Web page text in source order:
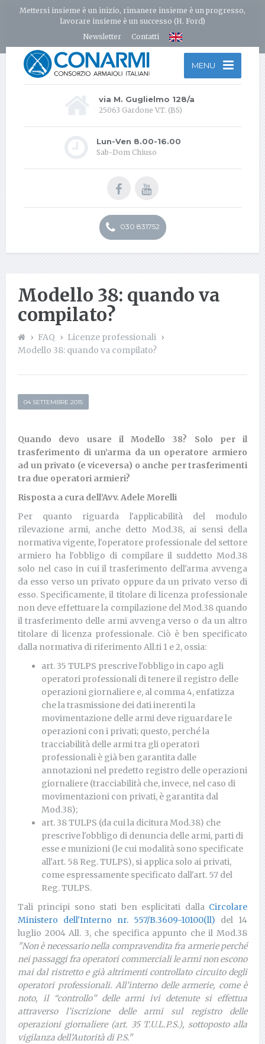
Mettersi insieme è un inizio, rimanere insieme è un progresso,
lavorare insieme è un successo (H. Ford)
Newsletter
Contatti
MENU
via M. Guglielmo 128/a
25063 Gardone V.T. (BS)
Lun-Ven 8.00-16.00
Sab-Dom Chiuso
030 831752
Modello 38: quando va
compilato?
FAQ
Licenze professionali
Modello 38: quando va compilato?
04 SETTEMBRE 2015
Quando devo usare il Modello 38? Solo per il
trasferimento di un’arma da un operatore armiero
ad un privato (e viceversa) o anche per trasferimenti
tra due operatori armieri?
Risposta a cura dell’Avv. Adele Morelli
Per quanto riguarda l'applicabilità del modulo
rilevazione armi, anche detto Mod.38, ai sensi della
normativa vigente, l'operatore professionale del settore
armiero ha l'obbligo di compilare il suddetto Mod.38
solo nel caso in cui il trasferimento dell'arma avvenga
da esso verso un privato oppure da un privato verso di
esso. Specificamente, il titolare di licenza professionale
non deve effettuare la compilazione del Mod.38 quando
il trasferimento delle armi avvenga verso o da un altro
titolare di licenza professionale. Ciò è ben specificato
dalla normativa di riferimento All.ti 1 e 2, ossia:
art. 35 TULPS prescrive l'obbligo in capo agli
operatori professionali di tenere il registro delle
operazioni giornaliere e, al comma 4, enfatizza
che la trasmissione dei dati inerenti la
movimentazione delle armi deve riguardare le
operazioni con i privati; questo, perché la
tracciabilità delle armi tra gli operatori
professionali è già ben garantita dalle
annotazioni nel predetto registro delle operazioni
giornaliere (tracciabilità che, invece, nel caso di
movimentazioni con privati, è garantita dal
Mod.38);
art. 38 TULPS (da cui la dicitura Mod.38) che
prescrive l'obbligo di denuncia delle armi, parti di
esse e munizioni (le cui modalità sono specificate
all'art. 58 Reg. TULPS), si applica solo ai privati,
come espressamente specificato dall'art. 57 del
Reg. TULPS.
Tali principi sono stati ben esplicitati dalla Circolare
Ministero dell'Interno nr. 557/B.3609-10100(ll) del 14
luglio 2004 All. 3, che specifica appunto che il Mod.38
"Non è necessario nella compravendita fra armerie perché
nei passaggi fra operatori commerciali le armi non escono
mai dal ristretto e già altrimenti controllato circuito degli
operatori professionali. All’interno delle armerie, come è
noto, il “controllo” delle armi ivi detenute si effettua
attraverso l’iscrizione delle armi sul registro delle
operazioni giornaliere (art. 35 T.U.L.P.S.), sottoposto alla
vigilanza dell’Autorità di P.S."